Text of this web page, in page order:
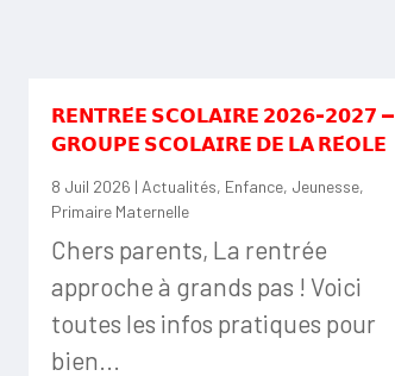
𝗥𝗘𝗡𝗧𝗥𝗘́𝗘 𝗦𝗖𝗢𝗟𝗔𝗜𝗥𝗘 𝟮𝟬𝟮𝟲-𝟮𝟬𝟮𝟳 —
𝗚𝗥𝗢𝗨𝗣𝗘 𝗦𝗖𝗢𝗟𝗔𝗜𝗥𝗘 𝗗𝗘 𝗟𝗔 𝗥𝗘́𝗢𝗟𝗘
8 Juil 2026 | Actualités, Enfance, Jeunesse,
Primaire Maternelle
Chers parents, La rentrée
approche à grands pas ! Voici
toutes les infos pratiques pour
bien...